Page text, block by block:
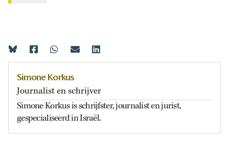
Simone Korkus
Journalist en schrijver
Simone Korkus is schrijfster, journalist en jurist,
gespecialiseerd in Israël.